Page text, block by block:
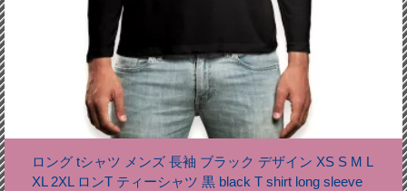
ロング tシャツ メンズ 長袖 ブラック デザイン XS S M L
XL 2XL ロンT ティーシャツ 黒 black T shirt long sleeve